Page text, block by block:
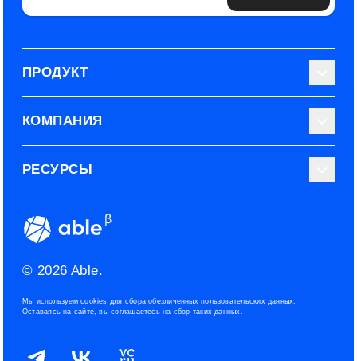
ПРОДУКТ
Библиотека тестов
Используйте Able
Эксперты
ROI рекрутинга
КОМПАНИЯ
О нас
Наши контакты
Условия использования
РЕСУРСЫ
Сообщество
© 2026 Able.
Мы используем cookies для сбора обезличенных пользовательских данных.
Оставаясь на сайте, вы соглашаетесь на сбор таких данных.